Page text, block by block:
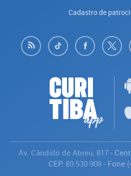
Cadastro de
Av. Cândido de Abreu, 817-
CEP: 80.530-908- Fone: